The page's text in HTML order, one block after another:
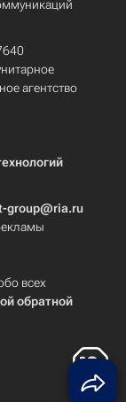
агентство
group@ria.ru
всех
обратной